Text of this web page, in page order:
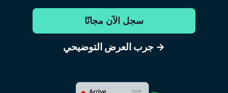
سجل الآن مجانًا
جرب العرض التوضيحي →